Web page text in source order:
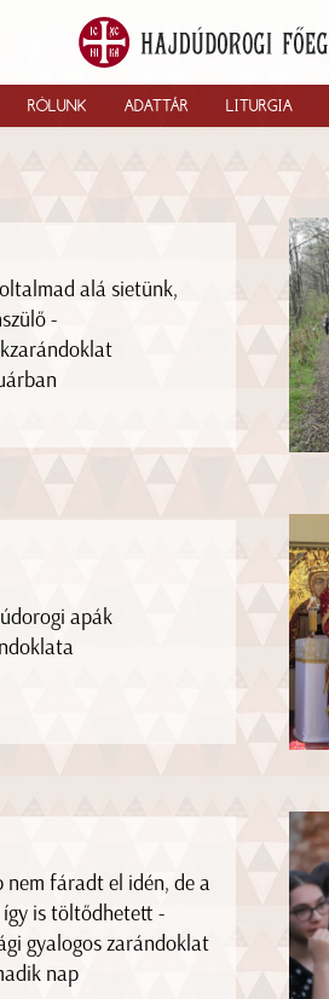
RÓLUNK ADATTÁR LITURGIA
alá sietünk,
-
apák
nem fáradt el idén, de a
így is töltődhetett -
gyalogos zarándoklat
nap